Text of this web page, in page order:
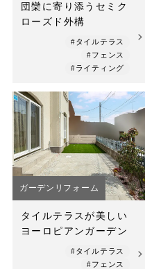
サイトマップ
団欒に寄り添うセミク
ローズド外構
#タイルテラス
#フェンス
#ライティング
ガーデンリフォーム
タイルテラスが美しい
ヨーロピアンガーデン
#タイルテラス
#フェンス